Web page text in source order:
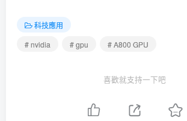
科技應用
# nvidia
# gpu # A800 GPU
喜歡就支持一下吧